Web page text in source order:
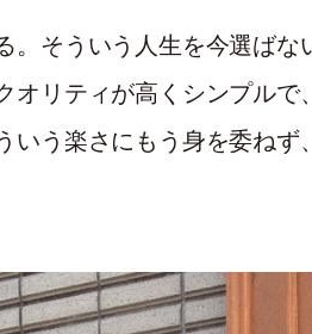
。そういう人生を今選ばな
オリティが高くシンプルで
いう楽さにもう身を委ねず